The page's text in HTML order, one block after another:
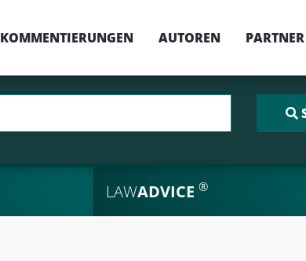
KOMMENTIERUNGEN AUTOREN PARTNER
LAWADVICE ®